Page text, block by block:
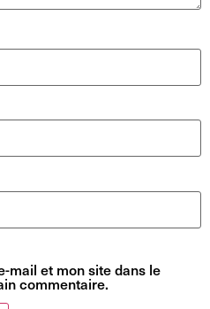
mail et mon site dans le
commentaire.